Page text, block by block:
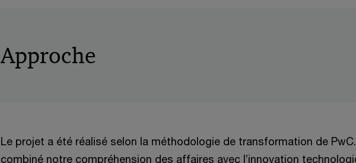
Approche
Le projet a été réalisé selon la méthodologie de transformation de PwC.
combiné notre compréhension des affaires avec l’innovation